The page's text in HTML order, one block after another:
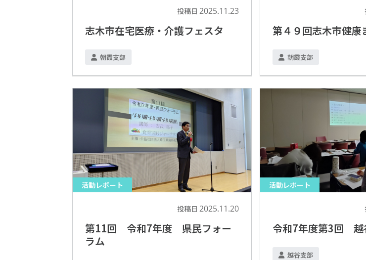
投稿日 2025.11.23
志木市在宅医療・介護フェスタ
朝霞支部
第４９回志木市健康
朝霞支部
活動レポート
投稿日 2025.11.20
第11回 令和7年度 県民フォー
ラム
活動レポート
令和7年度第3回 越
越谷支部